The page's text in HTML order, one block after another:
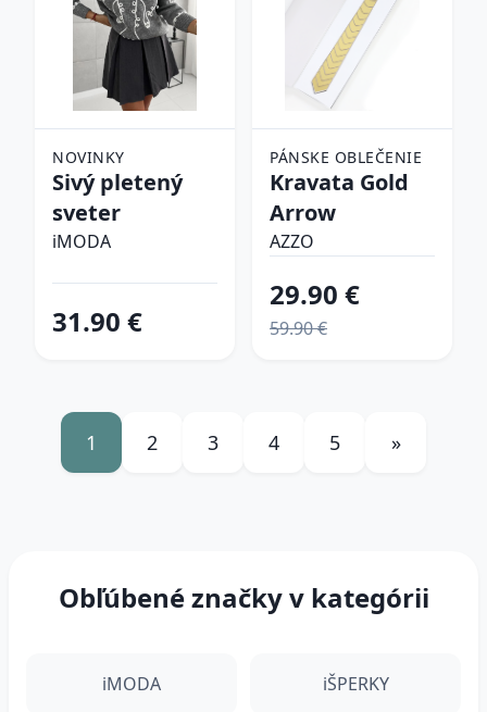
NOVINKY
Sivý pletený
sveter
iMODA
31.90 €
PÁNSKE OBLEČENIE
Kravata Gold
Arrow
AZZO
29.90 €
59.90 €
1 2 3 4 5 »
Obľúbené značky v kategórii
iMODA iŠPERKY